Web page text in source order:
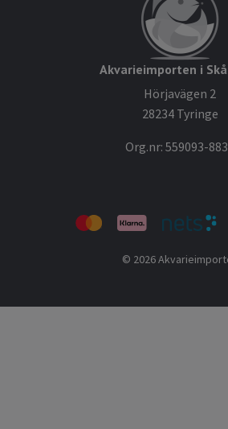
Akvarieimporten i
Hörjavägen 2
28234 Tyringe
Org.nr: 559093-
© 2026